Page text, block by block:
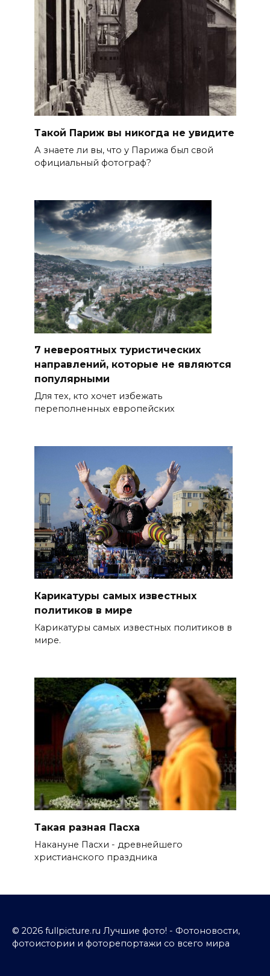
Такой Париж вы никогда не увидите
А знаете ли вы, что у Парижа был свой
официальный фотограф?
7 невероятных туристических
направлений, которые не являются
популярными
Для тех, кто хочет избежать
переполненных европейских
Карикатуры самых известных
политиков в мире
Карикатуры самых известных политиков в
мире.
Такая разная Пасха
Накануне Пасхи - древнейшего
христианского праздника
© 2026 fullpicture.ru Лучшие фото! - Фотоновости,
фотоистории и фоторепортажи со всего мира